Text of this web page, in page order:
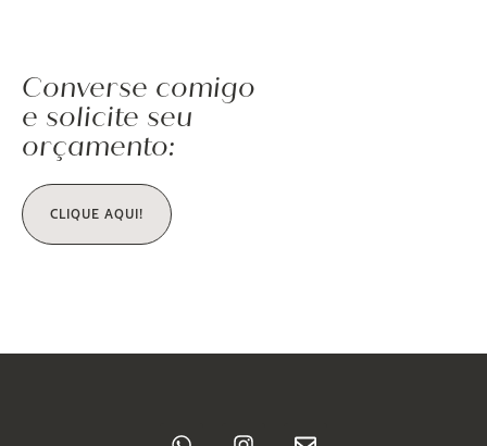
Converse comigo
e solicite seu
orçamento:
CLIQUE AQUI!